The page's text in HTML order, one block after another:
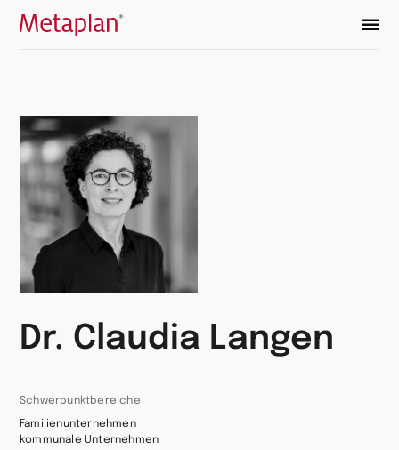
Dr. Claudia Langen
Schwerpunktbereiche
Familienunternehmen
kommunale Unternehmen